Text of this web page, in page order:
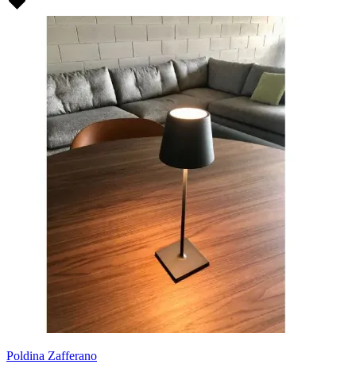
Poldina Zafferano